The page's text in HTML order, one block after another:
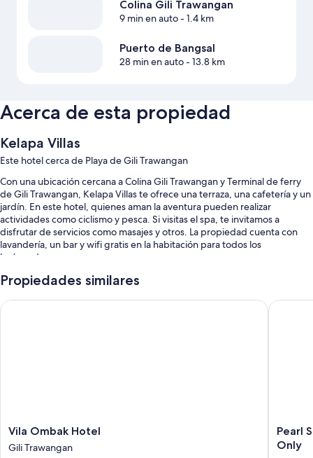
Colina Gili Trawangan
9 min en auto- 1.4 km
Puerto de Bangsal
28 min en auto- 13.8 km
Acerca de esta propiedad
Kelapa Villas
Este hotel cerca de Playa de Gili Trawangan
Con una ubicación cercana a Colina Gili Trawangan y Terminal de ferry
de Gili Trawangan, Kelapa Villas te ofrece una terraza, una cafetería y un
jardín. En este hotel, quienes aman la aventura pueden realizar
actividades como ciclismo y pesca. Si visitas el spa, te invitamos a
disfrutar de servicios como masajes y otros. La propiedad cuenta con
lavandería, un bar y wifi gratis en la habitación para todos los
huéspedes.
También se incluyen los siguientes beneficios en este hotel:
Una piscina al aire libre con sillones reclinables de piscina
proporcionan comodidades como piscinas privadas y patios
Propiedades similares
Vila
Ombak
Hotel
Vila Ombak Hotel
Gili Trawangan
Vila Ombak Hotel
Pearl
Sunset
Resort,
Pearl
Only
Pearl